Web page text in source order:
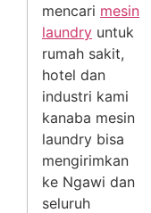
mencari mesin
laundry untuk
rumah sakit,
hotel dan
industri kami
kanaba mesin
laundry bisa
mengirimkan
ke Ngawi dan
seluruh